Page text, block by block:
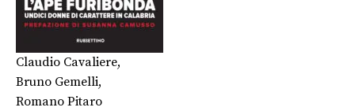
Claudio Cavaliere,
Bruno Gemelli,
Romano Pitaro